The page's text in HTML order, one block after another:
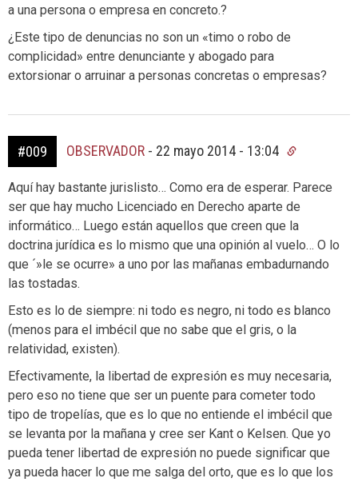
a una persona o empresa en concreto.?
¿Este tipo de denuncias no son un «timo o robo de
complicidad» entre denunciante y abogado para
extorsionar o arruinar a personas concretas o empresas?
#009 OBSERVADOR - 22 mayo 2014 - 13:04
Aquí hay bastante jurislisto… Como era de esperar. Parece
ser que hay mucho Licenciado en Derecho aparte de
informático… Luego están aquellos que creen que la
doctrina jurídica es lo mismo que una opinión al vuelo… O lo
que ´»le se ocurre» a uno por las mañanas embadurnando
las tostadas.
Esto es lo de siempre: ni todo es negro, ni todo es blanco
(menos para el imbécil que no sabe que el gris, o la
relatividad, existen).
Efectivamente, la libertad de expresión es muy necesaria,
pero eso no tiene que ser un puente para cometer todo
tipo de tropelías, que es lo que no entiende el imbécil que
se levanta por la mañana y cree ser Kant o Kelsen. Que yo
pueda tener libertad de expresión no puede significar que
ya pueda hacer lo que me salga del orto, que es lo que los